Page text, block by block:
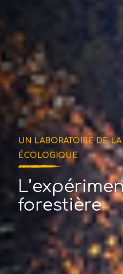
UN LABORATOIRE DE
ÉCOLOGIQUE
forestière